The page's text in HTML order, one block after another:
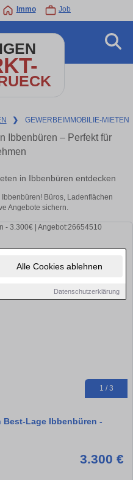
Alle Cookies ablehnen
Datenschutzerklärung
Immo Job
❯ GEWERBEIMMOBILIE-MIETEN
Ibbenbüren – Perfekt für
in Ibbenbüren entdecken
Büros, Ladenflächen
Angebote sichern.
1 / 3
Best-Lage Ibbenbüren -
3.300 €